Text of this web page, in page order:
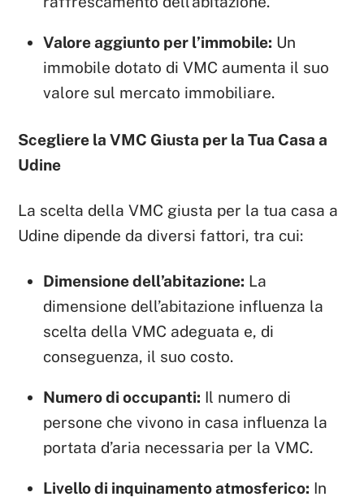
Valore aggiunto per l’immobile: Un
immobile dotato di VMC aumenta il suo
valore sul mercato immobiliare.
Scegliere la VMC Giusta per la Tua Casa a
Udine
La scelta della VMC giusta per la tua casa a
Udine dipende da diversi fattori, tra cui:
Dimensione dell’abitazione: La
dimensione dell’abitazione influenza la
scelta della VMC adeguata e, di
conseguenza, il suo costo.
Numero di occupanti: Il numero di
persone che vivono in casa influenza la
portata d’aria necessaria per la VMC.
Livello di inquinamento atmosferico: In